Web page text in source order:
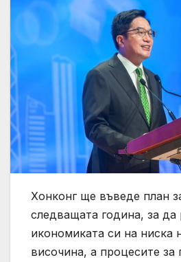
Хонконг ще въведе план
следващата година, за да
икономиката си на ниска
височина, а процесите за